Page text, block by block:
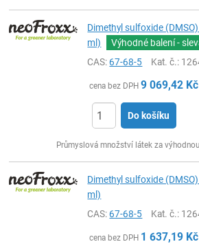
Dimethyl sulfoxide
ml)
Výhodné balení -
CAS:67-68-5 Kat. č.:
cena bez DPH 9 069,42 Kč
Do košíku
Průmyslová množství látek za
Dimethyl sulfoxide
ml)
CAS:67-68-5 Kat. č.:
cena bez DPH 1 637,19 Kč